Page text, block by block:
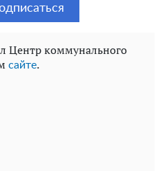
Центр коммунального
сайте.